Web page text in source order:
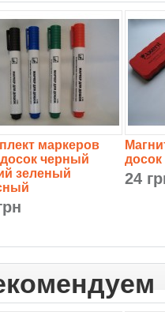
маркеров
черный
зеленый
24